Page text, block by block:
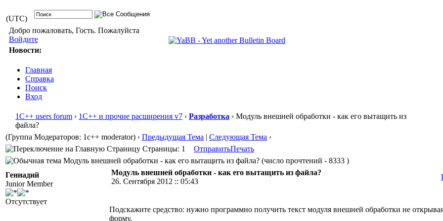
(UTC)
Добро пожаловать, Гость. Пожалуйста
Войдите
Новости:
Главная
Справка
Поиск
Вход
1С++ users forum › 1С++ и прочие расширения v7 › Разработка › Модуль внешней обработки - как его вытащить из
файла?
(Группа Модераторов: 1c++ moderator) ‹ Предыдущая Тема | Следующая Тема ›
Страницы: 1
ОтправитьПечать
Модуль внешней обработки - как его вытащить из файла? (число прочтений - 8333 )
Геннадий
Junior Member
Отсутствует
Модуль внешней обработки - как его вытащить из файла?
26. Сентября 2012 :: 05:43
Подскажите средство: нужно программно получить текст модуля внешней обработки не
форму.